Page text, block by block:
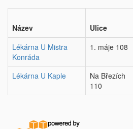
Název Ulice
Lékárna U Mistra
Konráda
1. máje 108
Lékárna U Kaple
Na Březích
110